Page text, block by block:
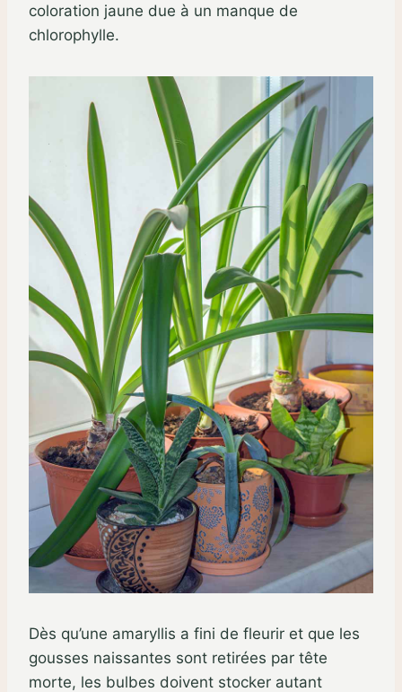
coloration jaune due à un manque de
chlorophylle.
Dès qu’une amaryllis a fini de fleurir et que les
gousses naissantes sont retirées par tête
morte, les bulbes doivent stocker autant